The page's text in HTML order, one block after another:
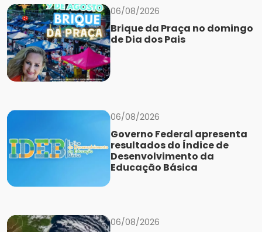
06/08/2026
Brique da Praça no domingo
de Dia dos Pais
06/08/2026
Governo Federal apresenta
resultados do Índice de
Desenvolvimento da
Educação Básica
06/08/2026